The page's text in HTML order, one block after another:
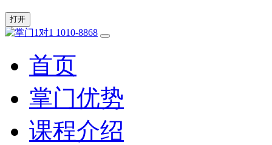
打开
1010-8868
首页
掌门优势
课程介绍